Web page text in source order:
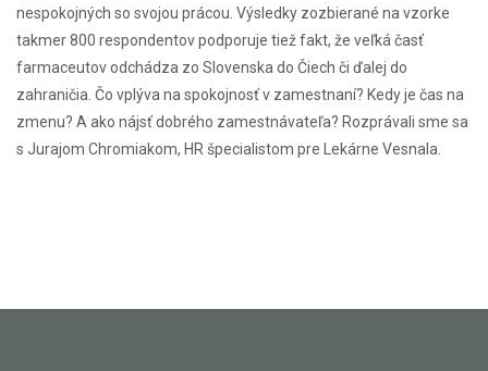
nespokojných so svojou prácou. Výsledky zozbierané na vzorke
takmer 800 respondentov podporuje tiež fakt, že veľká časť
farmaceutov odchádza zo Slovenska do Čiech či ďalej do
zahraničia. Čo vplýva na spokojnosť v zamestnaní? Kedy je čas na
zmenu? A ako nájsť dobrého zamestnávateľa? Rozprávali sme sa
s Jurajom Chromiakom, HR špecialistom pre Lekárne Vesnala.